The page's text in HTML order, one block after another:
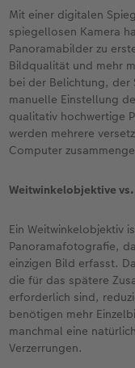
Mit einer digitalen
spiegellosen Kamera
Panoramabilder zu
Bildqualität und mehr
bei der Belichtung, der
manuelle Einstellung
qualitativ hochwertige
werden mehrere
Computer
Weitwinkelobjektive
Ein Weitwinkelobjektiv
Panoramafotografie,
einzigen Bild erfasst.
die für das spätere
erforderlich sind,
benötigen mehr
manchmal eine
Verzerrungen.